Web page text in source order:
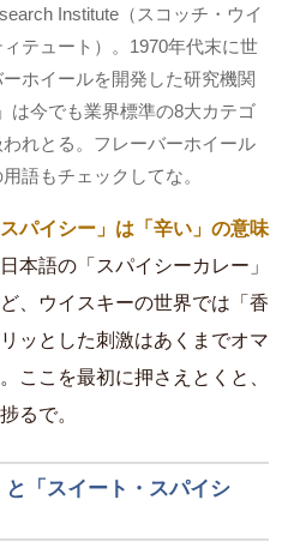
Institute（スコッチ・ウイ
テュート）。1970年代末に世
ホイールを開発した研究機関
は今でも業界標準の8大カテゴ
れとる。フレーバーホイール
語もチェックしてな。
スパイシー」は「辛い」の意味
本語の「スパイシーカレー」
、ウイスキーの世界では「香
ッとした刺激はあくまでオマ
ここを最初に押さえとくと、
るで。
と「スイート・スパイシ